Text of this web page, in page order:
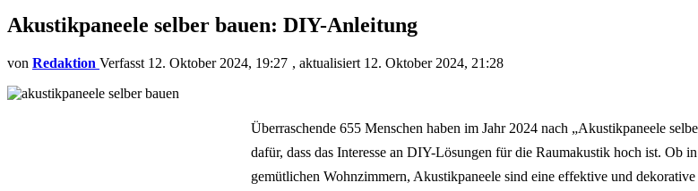
Akustikpaneele selber bauen: DIY-Anleitung
von Redaktion 12. Oktober 2024, 19:27 aktualisiert 12. Oktober 2024, 21:28
Überraschende 655 Menschen haben im Jahr 2024 nach „Akustikpaneele
dafür, dass das Interesse an DIY-Lösungen für die Raumakustik hoch ist. Ob
gemütlichen Wohnzimmern, Akustikpaneele sind eine effektive und